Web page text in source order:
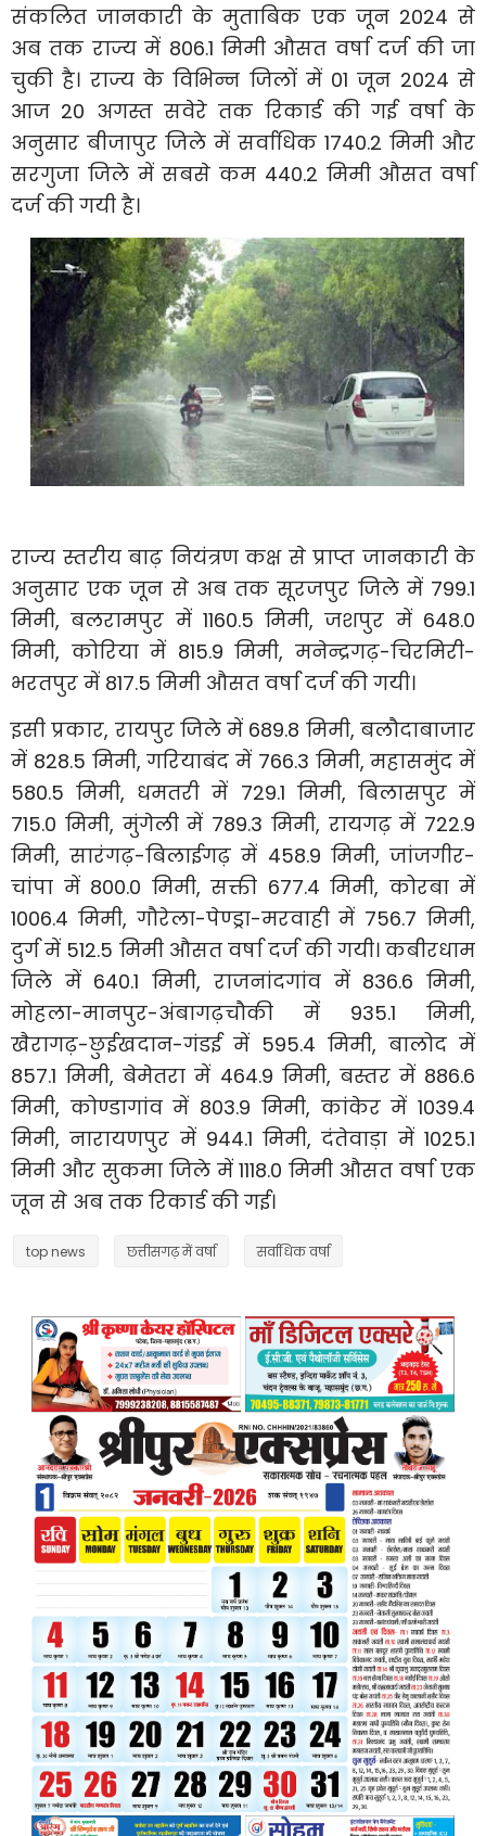
संकलित जानकारी के मुताबिक एक जून 2024 से
अब तक राज्य में 806.1 मिमी औसत वर्षा दर्ज की जा
चुकी है। राज्य के विभिन्न जिलों में 01 जून 2024 से
आज 20 अगस्त सवेरे तक रिकार्ड की गई वर्षा के
अनुसार बीजापुर जिले में सर्वाधिक 1740.2 मिमी और
सरगुजा जिले में सबसे कम 440.2 मिमी औसत वर्षा
दर्ज की गयी है।
राज्य स्तरीय बाढ़ नियंत्रण कक्ष से प्राप्त जानकारी के
अनुसार एक जून से अब तक सूरजपुर जिले में 799.1
मिमी, बलरामपुर में 1160.5 मिमी, जशपुर में 648.0
मिमी, कोरिया में 815.9 मिमी, मनेन्द्रगढ़-चिरमिरी-
भरतपुर में 817.5 मिमी औसत वर्षा दर्ज की गयी।
इसी प्रकार, रायपुर जिले में 689.8 मिमी, बलौदाबाजार
में 828.5 मिमी, गरियाबंद में 766.3 मिमी, महासमुंद में
580.5 मिमी, धमतरी में 729.1 मिमी, बिलासपुर में
715.0 मिमी, मुंगेली में 789.3 मिमी, रायगढ़ में 722.9
मिमी, सारंगढ़-बिलाईगढ़ में 458.9 मिमी, जांजगीर-
चांपा में 800.0 मिमी, सक्ती 677.4 मिमी, कोरबा में
1006.4 मिमी, गौरेला-पेण्ड्रा-मरवाही में 756.7 मिमी,
दुर्ग में 512.5 मिमी औसत वर्षा दर्ज की गयी। कबीरधाम
जिले में 640.1 मिमी, राजनांदगांव में 836.6 मिमी,
मोहला-मानपुर-अंबागढ़चौकी में 935.1 मिमी,
खैरागढ़-छुईखदान-गंडई में 595.4 मिमी, बालोद में
857.1 मिमी, बेमेतरा में 464.9 मिमी, बस्तर में 886.6
मिमी, कोण्डागांव में 803.9 मिमी, कांकेर में 1039.4
मिमी, नारायणपुर में 944.1 मिमी, दंतेवाड़ा में 1025.1
मिमी और सुकमा जिले में 1118.0 मिमी औसत वर्षा एक
जून से अब तक रिकार्ड की गई।
top news छत्तीसगढ़ में वर्षा सर्वाधिक वर्षा